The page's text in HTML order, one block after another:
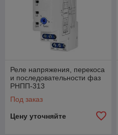
Реле напряжения, перекоса
и последовательности фаз
РНПП-313
Под заказ
Цену уточняйте